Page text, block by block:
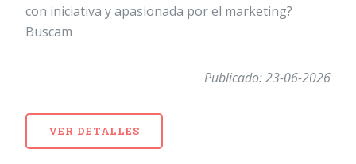
con iniciativa y apasionada por el marketing?
Buscam
Publicado: 23-06-2026
VER DETALLES